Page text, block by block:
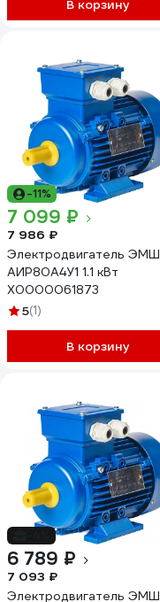
В корзину
-11%
7 099 ₽
7 986 ₽
Электродвигатель ЭМШ
АИР80А4У1 1.1 кВт
Х0000061873
5(1)
В корзину
6 789 ₽
7 093 ₽
Электродвигатель ЭМШ